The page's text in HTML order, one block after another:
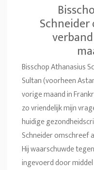
Schneider
Bisschop Athanasius
Sultan (voorheen
vorige maand in
zo vriendelijk mijn
huidige
Schneider omschreef
Hij waarschuwde
ingevoerd door